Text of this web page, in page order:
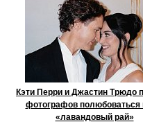
Кэти Перри и Джастин Трюдо
фотографов полюбоваться
«лавандовый рай»